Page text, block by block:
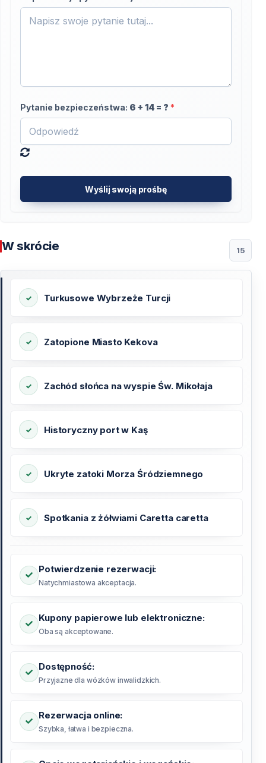
Pytanie bezpieczeństwa: 6 + 14 = ? *
Wyślij swoją prośbę
W skrócie 15
Turkusowe Wybrzeże Turcji
Zatopione Miasto Kekova
Zachód słońca na wyspie Św. Mikołaja
Historyczny port w Kaş
Ukryte zatoki Morza Śródziemnego
Spotkania z żółwiami Caretta caretta
Potwierdzenie rezerwacji:
Natychmiastowa akceptacja.
Kupony papierowe lub elektroniczne:
Oba są akceptowane.
Dostępność:
Przyjazne dla wózków inwalidzkich.
Rezerwacja online:
Szybka, łatwa i bezpieczna.